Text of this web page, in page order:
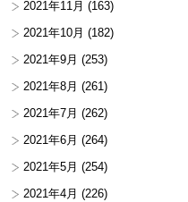
2021年11月 (163)
2021年10月 (182)
2021年9月 (253)
2021年8月 (261)
2021年7月 (262)
2021年6月 (264)
2021年5月 (254)
2021年4月 (226)